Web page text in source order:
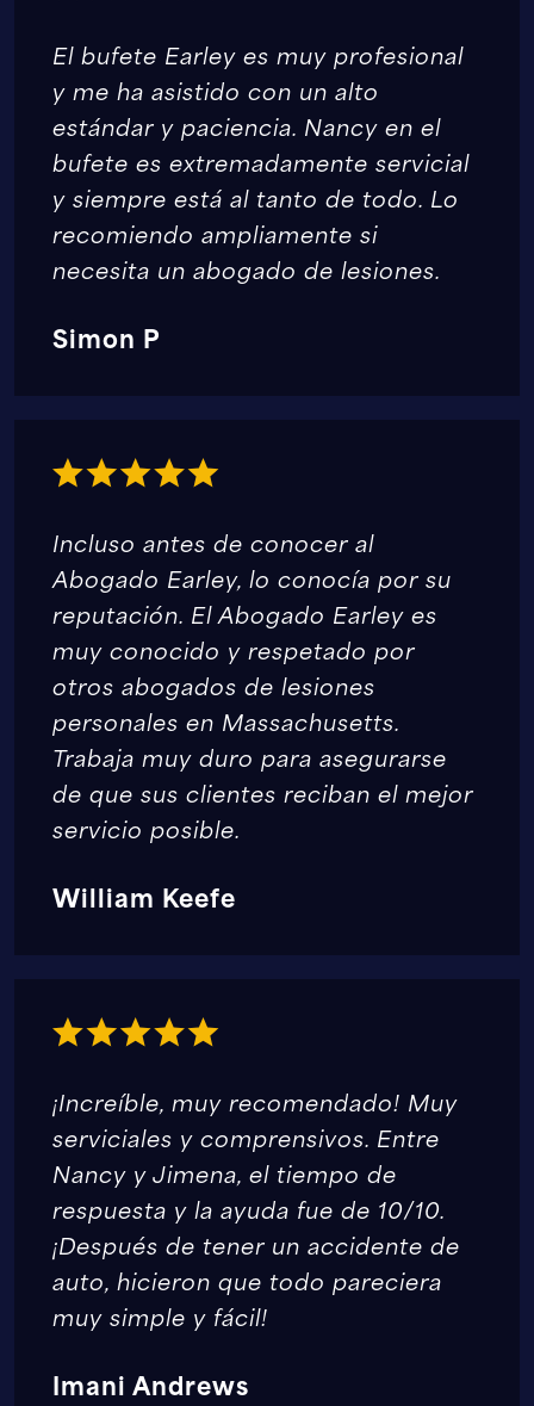
El bufete Earley es muy profesional
y me ha asistido con un alto
estándar y paciencia. Nancy en el
bufete es extremadamente servicial
y siempre está al tanto de todo. Lo
recomiendo ampliamente si
necesita un abogado de lesiones.
Simon P
Incluso antes de conocer al
Abogado Earley, lo conocía por su
reputación. El Abogado Earley es
muy conocido y respetado por
otros abogados de lesiones
personales en Massachusetts.
Trabaja muy duro para asegurarse
de que sus clientes reciban el mejor
servicio posible.
William Keefe
¡Increíble, muy recomendado! Muy
serviciales y comprensivos. Entre
Nancy y Jimena, el tiempo de
respuesta y la ayuda fue de 10/10.
¡Después de tener un accidente de
auto, hicieron que todo pareciera
muy simple y fácil!
Imani Andrews